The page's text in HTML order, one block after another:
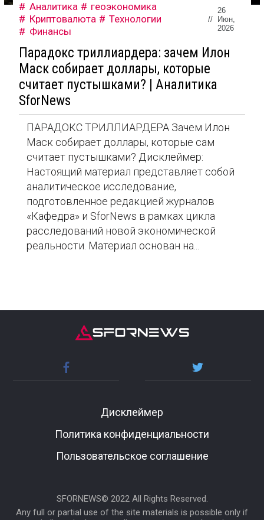
Аналитика
геоэкономика
Криптовалюта
Технологии
Финансы
//
26
Июн,
2026
Парадокс триллиардера: зачем Илон
Маск собирает доллары, которые
считает пустышками? | Аналитика
SforNews
ПАРАДОКС ТРИЛЛИАРДЕРА Зачем Илон
Маск собирает доллары, которые сам
считает пустышками? Дисклеймер:
Настоящий материал представляет собой
аналитическое исследование,
подготовленное редакцией журналов
«Кафедра» и SforNews в рамках цикла
расследований новой экономической
реальности. Материал основан на...
Дисклеймер
Политика конфиденциальности
Пользовательское соглашение
SFORNEWS© 2022 All Rights Reserved.
Any full or partial use of the site materials is possible only if